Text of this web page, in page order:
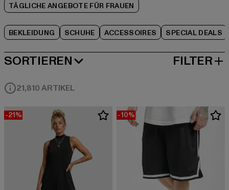
TÄGLICHE ANGEBOTE FÜR FRAUEN
BEKLEIDUNG SCHUHE ACCESSOIRES SPECIAL DEALS
SORTIEREN
BELIEBTESTE FILTER
21,810 ARTIKEL
-21% -10%